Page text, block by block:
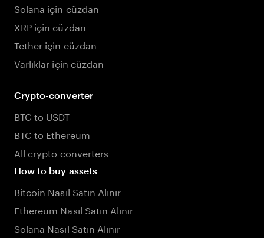
Solana için cüzdan
XRP için cüzdan
Tether için cüzdan
Varlıklar için cüzdan
Crypto-converter
BTC to USDT
BTC to Ethereum
All crypto converters
How to buy assets
Bitcoin Nasıl Satın Alınır
Ethereum Nasıl Satın Alınır
Solana Nasıl Satın Alınır